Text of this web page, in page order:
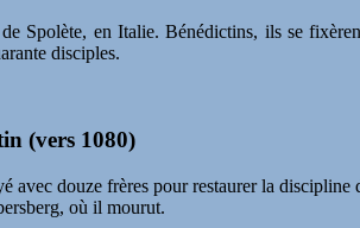
Spolète, en Italie. Bénédictins, ils se
disciples.
(vers 1080)
avec douze frères pour restaurer la
où il mourut.